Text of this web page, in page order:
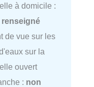
à domicile :
renseigné
de vue sur les
sur la
ouvert
: non